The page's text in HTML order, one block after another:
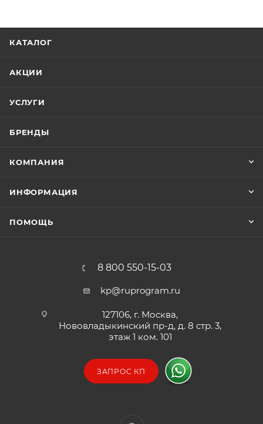
КАТАЛОГ
АКЦИИ
УСЛУГИ
БРЕНДЫ
КОМПАНИЯ
ИНФОРМАЦИЯ
ПОМОЩЬ
8 800 550-15-03
kp@ruprogram.ru
127106, г. Москва,
Нововладыкинский пр-д, д. 8 стр. 3,
этаж 1 ком. 101
ЗАПРОС КП